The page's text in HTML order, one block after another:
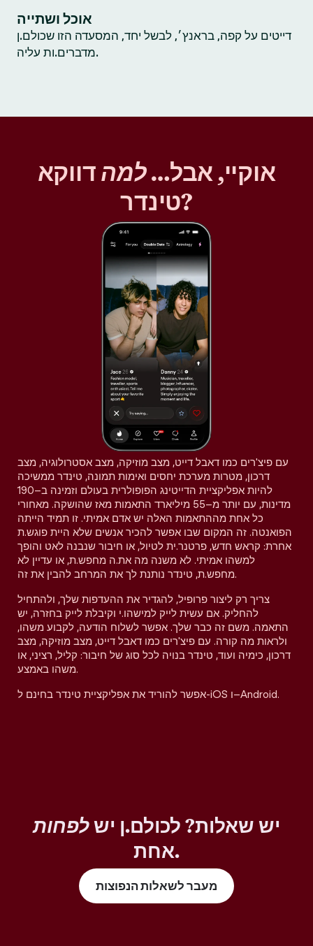
אוכל ושתייה
דייטים על קפה, בראנץ׳, לבשל יחד, המסעדה הזו שכולם.ן
מדברים.ות עליה.
אוקיי, אבל…למהדווקא
טינדר?
עם פיצ'רים כמו דאבל דייט, מצב מוזיקה, מצב אסטרולוגיה, מצב
דרכון, מטרות מערכת יחסים ואימות תמונה, טינדר ממשיכה
להיות אפליקציית הדייטינג הפופולרית בעולם וזמינה ב–190
מדינות, עם יותר מ–55 מיליארד התאמות מאז שהושקה. מאחורי
כל אחת מההתאמות האלה יש אדם אמיתי. זו תמיד הייתה
הפואנטה. זה המקום שבו אפשר להכיר אנשים שלא היית פוגש.ת
אחרת: קראש חדש, פרטנר.ית לטיול, או חיבור שנבנה לאט והופך
למשהו אמיתי. לא משנה מה את.ה מחפש.ת, או עדיין לא
מחפש.ת, טינדר נותנת לך את המרחב להבין את זה.
צריך רק ליצור פרופיל, להגדיר את ההעדפות שלך, ולהתחיל
להחליק. אם עשית לייק למישהו.י וקיבלת לייק בחזרה, יש
התאמה. משם זה כבר שלך. אפשר לשלוח הודעה, לקבוע משהו,
ולראות מה קורה. עם פיצ'רים כמו דאבל דייט, מצב מוזיקה, מצב
דרכון, כימיה ועוד, טינדר בנויה לכל סוג של חיבור: קליל, רציני, או
משהו באמצע.
אפשר להוריד את אפליקציית טינדר בחינם ל-iOS ו–Android.
יש שאלות? לכולם.ן ישלפחות
אחת.
מעבר לשאלות הנפוצות